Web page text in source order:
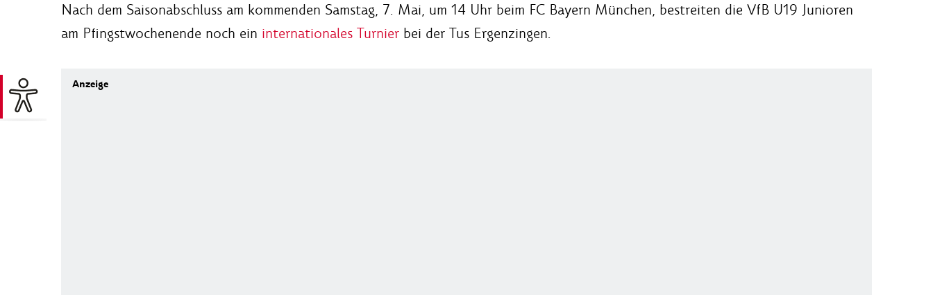
Nach dem Saisonabschluss am kommenden Samstag, 7. Mai, um 14 Uhr beim FC Bayern München, bestreiten die VfB U19 Junioren
am Pfingstwochenende noch ein internationales Turnier bei der Tus Ergenzingen.